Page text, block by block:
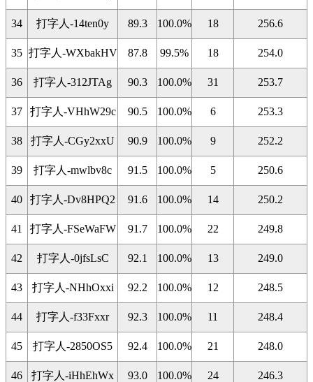
34 打字人-14ten0y 89.3 100.0% 18 256.6
35 打字人-WXbakHV 87.8 99.5% 18 254.0
36 打字人-312JTAg 90.3 100.0% 31 253.7
37 打字人-VHhW29c 90.5 100.0% 6 253.3
38 打字人-CGy2xxU 90.9 100.0% 9 252.2
39 打字人-mwlbv8c 91.5 100.0% 5 250.6
40 打字人-Dv8HPQ2 91.6 100.0% 14 250.2
41 打字人-FSeWaFW 91.7 100.0% 22 249.8
42 打字人-0jfsLsC 92.1 100.0% 13 249.0
43 打字人-NHhOxxi 92.2 100.0% 12 248.5
44 打字人-f33Fxxr 92.3 100.0% 11 248.4
45 打字人-2850OS5 92.4 100.0% 21 248.0
46 打字人-iHhEhWx 93.0 100.0% 24 246.3